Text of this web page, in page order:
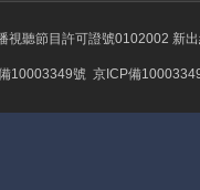
視聽節目許可證號0102002 新
10003349號 京ICP備